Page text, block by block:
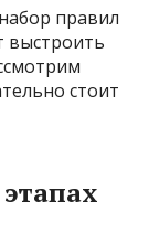
правил
выстроить
стоит